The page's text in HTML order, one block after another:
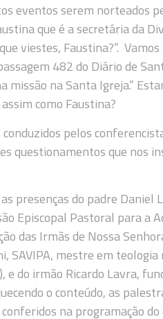
eventos serem norteados
que é a secretária da
viestes, Faustina?”.
482 do Diário de
missão na Santa Igreja.”
como Faustina?
pelos
questionamentos que nos
presenças do padre Daniel
Episcopal Pastoral para a
das Irmãs de Nossa
SAVIPA, mestre em
e do irmão Ricardo Lavra,
o conteúdo, as
na programação